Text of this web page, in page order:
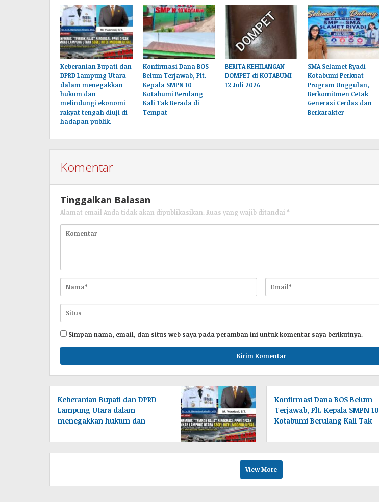
Keberanian Bupati dan
DPRD Lampung Utara
dalam menegakkan
hukum dan
melindungi ekonomi
rakyat tengah diuji di
hadapan publik.
Konfirmasi Dana BOS
Belum Terjawab, Plt.
Kepala SMPN 10
Kotabumi Berulang
Kali Tak Berada di
Tempat
BERITA KEHILANGAN
DOMPET di KOTABUMI
12 Juli 2026
SMA Selamet Ryadi
Kotabumi Perkuat
Program Unggulan,
Berkomitmen Cetak
Generasi Cerdas dan
Berkarakter
Komentar
Tinggalkan Balasan
Alamat email Anda tidak akan dipublikasikan. Ruas yang wajib ditandai *
Simpan nama, email, dan situs web saya pada peramban ini untuk komentar saya berikutnya.
Keberanian Bupati dan DPRD
Lampung Utara dalam
menegakkan hukum dan
tengah diuji di hadapan publik.
Konfirmasi Dana BOS Belum
Terjawab, Plt. Kepala SMPN 10
Kotabumi Berulang Kali Tak
View More